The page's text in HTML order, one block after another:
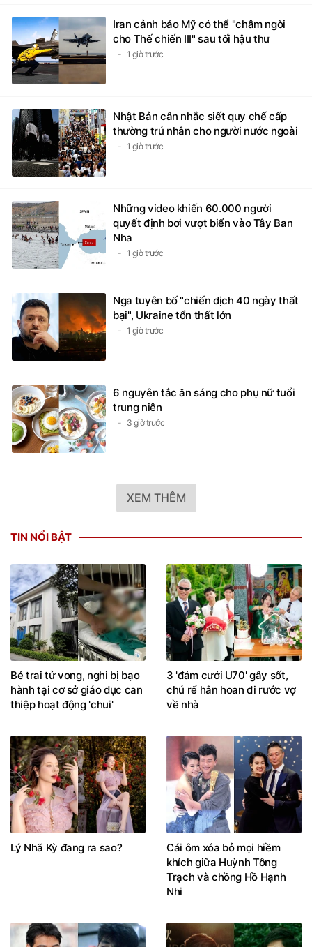
Iran cảnh báo Mỹ có thể "châm ngòi
cho Thế chiến III" sau tối hậu thư
1 giờ trước
Nhật Bản cân nhắc siết quy chế cấp
thường trú nhân cho người nước ngoài
1 giờ trước
Những video khiến 60.000 người
quyết định bơi vượt biển vào Tây Ban
Nha
1 giờ trước
Nga tuyên bố "chiến dịch 40 ngày thất
bại", Ukraine tổn thất lớn
1 giờ trước
6 nguyên tắc ăn sáng cho phụ nữ tuổi
trung niên
3 giờ trước
XEM THÊM
TIN NỔI BẬT
Bé trai tử vong, nghi bị bạo
hành tại cơ sở giáo dục can
thiệp hoạt động 'chui'
3 'đám cưới U70' gây sốt,
chú rể hân hoan đi rước vợ
về nhà
Lý Nhã Kỳ đang ra sao?
Cái ôm xóa bỏ mọi hiềm
khích giữa Huỳnh Tông
Trạch và chồng Hồ Hạnh
Nhi